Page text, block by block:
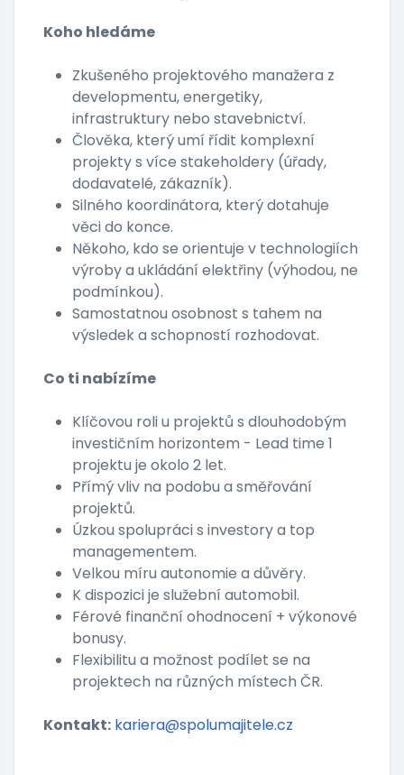
Koho hledáme
Zkušeného projektového manažera z
developmentu, energetiky,
infrastruktury nebo stavebnictví.
Člověka, který umí řídit komplexní
projekty s více stakeholdery (úřady,
dodavatelé, zákazník).
Silného koordinátora, který dotahuje
věci do konce.
Někoho, kdo se orientuje v technologiích
výroby a ukládání elektřiny (výhodou, ne
podmínkou).
Samostatnou osobnost s tahem na
výsledek a schopností rozhodovat.
Co ti nabízíme
Klíčovou roli u projektů s dlouhodobým
investičním horizontem - Lead time 1
projektu je okolo 2 let.
Přímý vliv na podobu a směřování
projektů.
Úzkou spolupráci s investory a top
managementem.
Velkou míru autonomie a důvěry.
K dispozici je služební automobil.
Férové finanční ohodnocení + výkonové
bonusy.
Flexibilitu a možnost podílet se na
projektech na různých místech ČR.
Kontakt: kariera@spolumajitele.cz